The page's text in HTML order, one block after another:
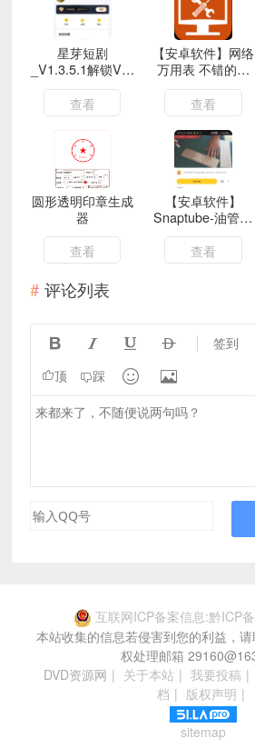
星芽短剧
_V1.3.5.1解锁VIP
版（安装即会员）
查看
【安卓软件】网络
万用表 不错的网
络测试工具
查看
圆形透明印章生成
器
查看
【安卓软件】
Snaptube-油管脸
书海外资源下载工
具（解锁会员）
查看
评论列表
    签到
顶 踩  
互联网ICP备案信息:黔ICP
本站收集的信息若侵害到您的利益，
权处理邮箱
DVD资源网 | 关于本站 | 我要投稿 |
档 | 版权声明 |
sitemap